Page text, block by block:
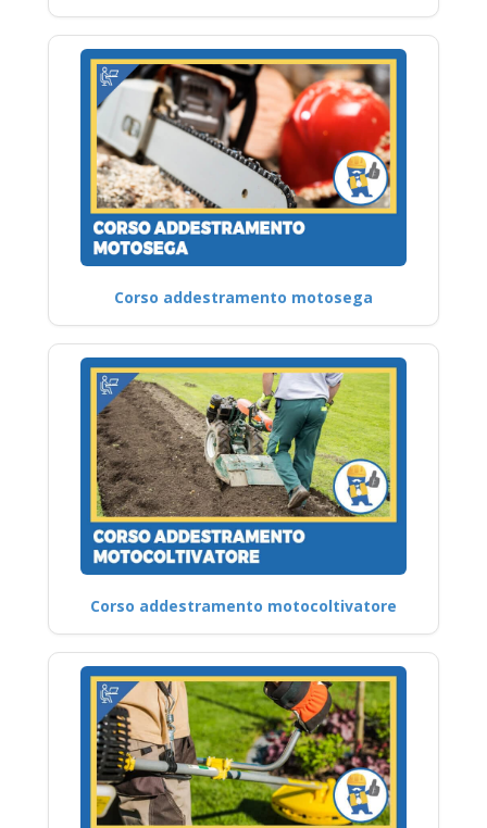
Corso addestramento motosega
Corso addestramento motocoltivatore